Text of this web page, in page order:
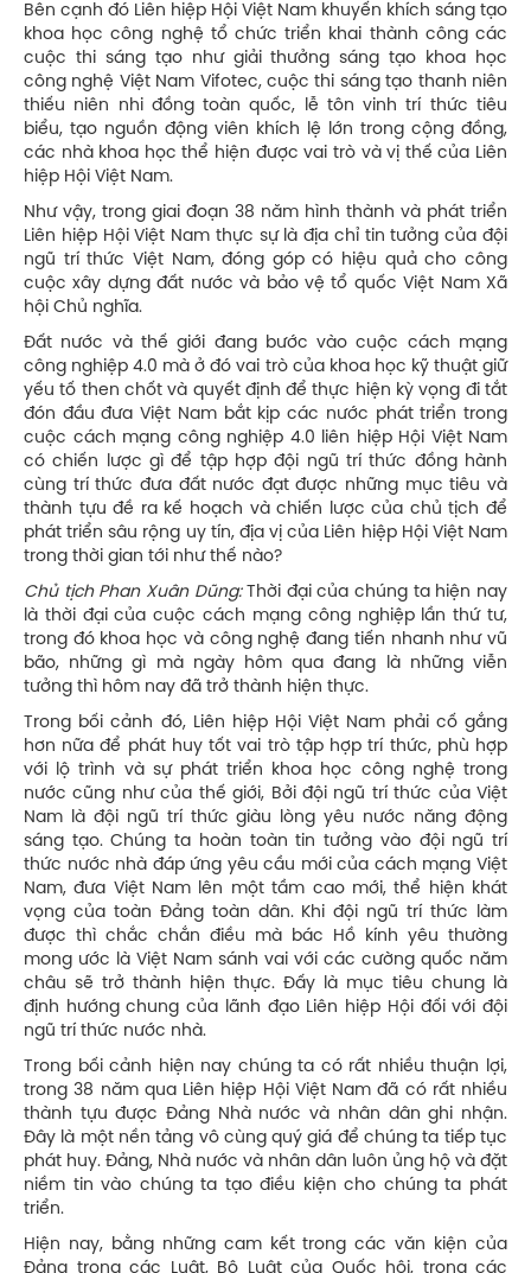
Bên cạnh đó Liên hiệp Hội Việt Nam khuyến khích sáng tạo
khoa học công nghệ tổ chức triển khai thành công các
cuộc thi sáng tạo như giải thưởng sáng tạo khoa học
công nghệ Việt Nam Vifotec, cuộc thi sáng tạo thanh niên
thiếu niên nhi đồng toàn quốc, lễ tôn vinh trí thức tiêu
biểu, tạo nguồn động viên khích lệ lớn trong cộng đồng,
các nhà khoa học thể hiện được vai trò và vị thế của Liên
hiệp Hội Việt Nam.
Như vậy, trong giai đoạn 38 năm hình thành và phát triển
Liên hiệp Hội Việt Nam thực sự là địa chỉ tin tưởng của đội
ngũ trí thức Việt Nam, đóng góp có hiệu quả cho công
cuộc xây dựng đất nước và bảo vệ tổ quốc Việt Nam Xã
hội Chủ nghĩa.
Đất nước và thế giới đang bước vào cuộc cách mạng
công nghiệp 4.0 mà ở đó vai trò của khoa học kỹ thuật giữ
yếu tố then chốt và quyết định để thực hiện kỳ vọng đi tắt
đón đầu đưa Việt Nam bắt kịp các nước phát triển trong
cuộc cách mạng công nghiệp 4.0 liên hiệp Hội Việt Nam
có chiến lược gì để tập hợp đội ngũ trí thức đồng hành
cùng trí thức đưa đất nước đạt được những mục tiêu và
thành tựu đề ra kế hoạch và chiến lược của chủ tịch để
phát triển sâu rộng uy tín, địa vị của Liên hiệp Hội Việt Nam
trong thời gian tới như thế nào?
Chủ tịch Phan Xuân Dũng: Thời đại của chúng ta hiện nay
là thời đại của cuộc cách mạng công nghiệp lần thứ tư,
trong đó khoa học và công nghệ đang tiến nhanh như vũ
bão, những gì mà ngày hôm qua đang là những viễn
tưởng thì hôm nay đã trở thành hiện thực.
Trong bối cảnh đó, Liên hiệp Hội Việt Nam phải cố gắng
hơn nữa để phát huy tốt vai trò tập hợp trí thức, phù hợp
với lộ trình và sự phát triển khoa học công nghệ trong
nước cũng như của thế giới, Bởi đội ngũ trí thức của Việt
Nam là đội ngũ trí thức giàu lòng yêu nước năng động
sáng tạo. Chúng ta hoàn toàn tin tưởng vào đội ngũ trí
thức nước nhà đáp ứng yêu cầu mới của cách mạng Việt
Nam, đưa Việt Nam lên một tầm cao mới, thể hiện khát
vọng của toàn Đảng toàn dân. Khi đội ngũ trí thức làm
được thì chắc chắn điều mà bác Hồ kính yêu thường
mong ước là Việt Nam sánh vai với các cường quốc năm
châu sẽ trở thành hiện thực. Đấy là mục tiêu chung là
định hướng chung của lãnh đạo Liên hiệp Hội đối với đội
ngũ trí thức nước nhà.
Trong bối cảnh hiện nay chúng ta có rất nhiều thuận lợi,
trong 38 năm qua Liên hiệp Hội Việt Nam đã có rất nhiều
thành tựu được Đảng Nhà nước và nhân dân ghi nhận.
Đây là một nền tảng vô cùng quý giá để chúng ta tiếp tục
phát huy. Đảng, Nhà nước và nhân dân luôn ủng hộ và đặt
niềm tin vào chúng ta tạo điều kiện cho chúng ta phát
triển.
Hiện nay, bằng những cam kết trong các văn kiện của
Đảng trong các Luật, Bộ Luật của Quốc hội, trong các